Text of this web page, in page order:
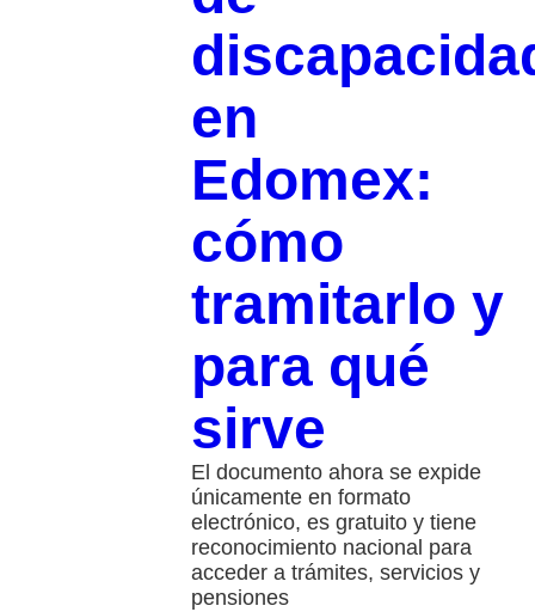
en
Edomex:
cómo
tramitarlo y
para qué
sirve
El documento ahora se expide
únicamente en formato
electrónico, es gratuito y tiene
reconocimiento nacional para
acceder a trámites, servicios y
pensiones